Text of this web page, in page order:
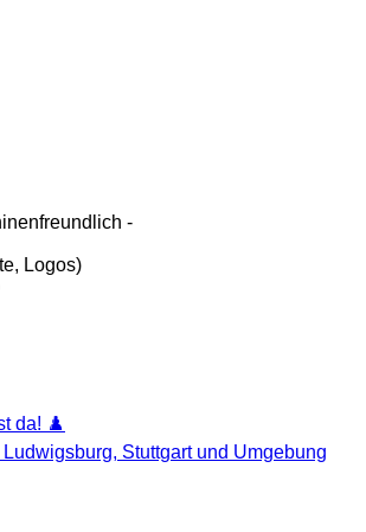
-
Logos)
da! ♟️
Stuttgart und Umgebung